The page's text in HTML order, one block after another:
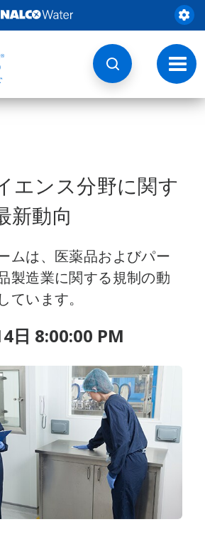
ト
グ
ル
ナ
エンス分野に関す
新動向
ムは、医薬品およびパー
製造業に関する規制の動
ています。
日 8:00:00 PM